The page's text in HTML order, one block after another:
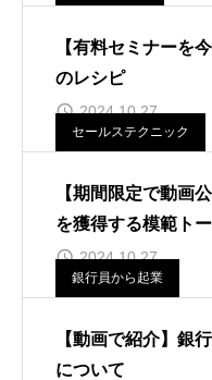
【有料セミナーを
のレシピ
2024.10.27
セールステクニック
【期間限定で動画
を獲得する模範ト
2024.10.27
銀行員から起業
【動画で紹介】銀
について